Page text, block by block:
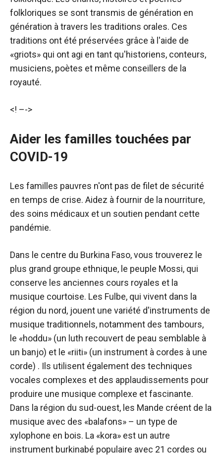
folkloriques se sont transmis de génération en
génération à travers les traditions orales. Ces
traditions ont été préservées grâce à l'aide de
«griots» qui ont agi en tant qu'historiens, conteurs,
musiciens, poètes et même conseillers de la
royauté.
<! –->
Aider les familles touchées par
COVID-19
Les familles pauvres n'ont pas de filet de sécurité
en temps de crise. Aidez à fournir de la nourriture,
des soins médicaux et un soutien pendant cette
pandémie.
Dans le centre du Burkina Faso, vous trouverez le
plus grand groupe ethnique, le peuple Mossi, qui
conserve les anciennes cours royales et la
musique courtoise. Les Fulbe, qui vivent dans la
région du nord, jouent une variété d'instruments de
musique traditionnels, notamment des tambours,
le «hoddu» (un luth recouvert de peau semblable à
un banjo) et le «riiti» (un instrument à cordes à une
corde) . Ils utilisent également des techniques
vocales complexes et des applaudissements pour
produire une musique complexe et fascinante.
Dans la région du sud-ouest, les Mande créent de la
musique avec des «balafons» – un type de
xylophone en bois. La «kora» est un autre
instrument burkinabé populaire avec 21 cordes ou